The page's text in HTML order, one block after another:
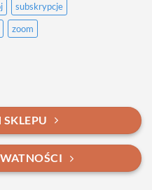
subskrypcje
zoom